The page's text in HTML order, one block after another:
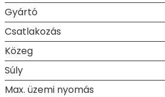
Gyártó
Csatlakozás
Közeg
Súly
Max. üzemi nyomás